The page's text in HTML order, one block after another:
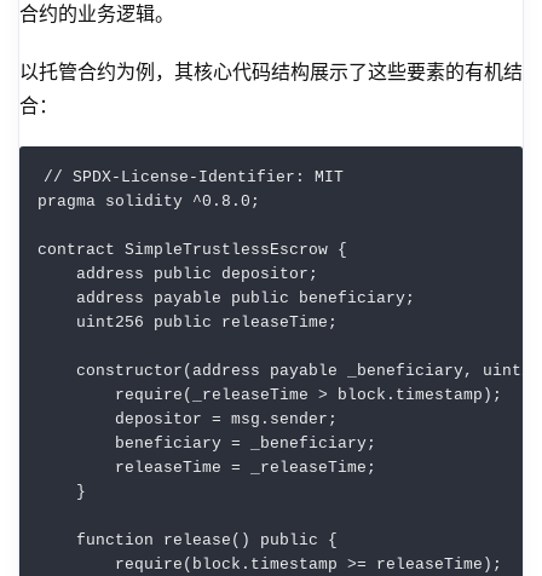
合约的业务逻辑。
以托管合约为例，其核心代码结构展示了这些要素的有机结
合：
// SPDX-License-Identifier: MIT
pragma solidity ^0.8.0;
contract SimpleTrustlessEscrow {
    address public depositor;
    address payable public beneficiary;
    uint256 public releaseTime;
constructor(address payable _beneficiary,
        require(_releaseTime > block.timestamp);
        depositor = msg.sender;
        beneficiary = _beneficiary;
        releaseTime = _releaseTime;
    }
    function release() public {
        require(block.timestamp >= releaseTime);